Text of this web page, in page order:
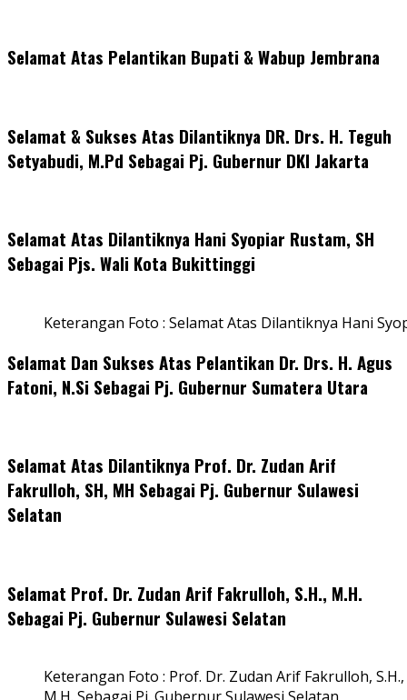
Selamat Atas Pelantikan Bupati & Wabup Jembrana
Selamat & Sukses Atas Dilantiknya DR. Drs. H. Teguh
Setyabudi, M.Pd Sebagai Pj. Gubernur DKI Jakarta
Selamat Atas Dilantiknya Hani Syopiar Rustam, SH
Sebagai Pjs. Wali Kota Bukittinggi
Keterangan Foto : Selamat Atas Dilantiknya Hani
Selamat Dan Sukses Atas Pelantikan Dr. Drs. H. Agus
Fatoni, N.Si Sebagai Pj. Gubernur Sumatera Utara
Selamat Atas Dilantiknya Prof. Dr. Zudan Arif
Fakrulloh, SH, MH Sebagai Pj. Gubernur Sulawesi
Selatan
Selamat Prof. Dr. Zudan Arif Fakrulloh, S.H., M.H.
Sebagai Pj. Gubernur Sulawesi Selatan
Keterangan Foto : Prof. Dr. Zudan Arif Fakrulloh, S.H.,